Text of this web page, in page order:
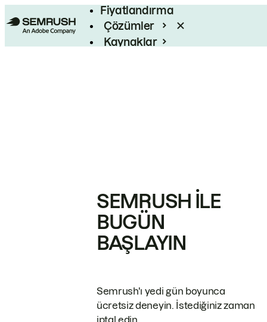
Fiyatlandırma
Çözümler
Kaynaklar
SEMRUSH ILE
BUGÜN
BAŞLAYIN
Semrush'ı yedi gün boyunca
ücretsiz deneyin. İstediğiniz zaman
iptal edin.